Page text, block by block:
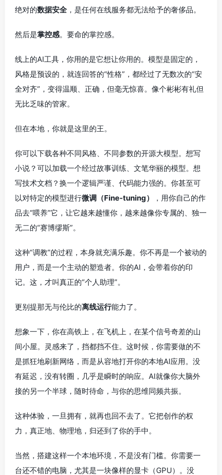
绝对的数据安全，是任何在线服务都无法给予的奢侈品。
然后是掌控感。要命的掌控感。
线上的AI工具，你用的是它想让你用的。模型是固定的，
风格是预设的，就连回答的“性格”，都经过了无数次的“安
全对齐”，变得温顺、正确，但毫无惊喜。像个彬彬有礼但
无比乏味的管家。
但在本地，你就是这里的王。
你可以下载各种不同风格、不同参数的开源大模型。想写
小说？可以加载一个经过故事训练、文笔华丽的模型。想
写技术文档？换一个逻辑严谨、代码能力强的。你甚至可
以对特定的模型进行微调（Fine-tuning）
，用你自己的作
品去“喂养”它，让它越来越懂你，越来越像你专属的、独一
无二的“赛博缪斯”。
这种“调教”的过程，本身就充满乐趣。你不再是一个被动的
用户，而是一个主动的塑造者。你的AI，会带着你的印
记。这，才叫真正的“个人助理”。
更别提那无与伦比的离线运行能力了。
想象一下，你在高铁上，在飞机上，在某个信号奇差的山
间小屋。灵感来了，挡都挡不住。这时候，你需要做的不
是抓狂地刷新网络，而是从容地打开你的本地AI应用。没
有延迟，没有转圈，几乎是瞬时的响应。AI就像你大脑外
接的另一个半球，随时待命，与你的思维同频共振。
这种体验，一旦拥有，就再也回不去了。它把创作的权
力，真正地、物理地，归还到了你的手中。
当然，搭建这样一个本地环境，不是没有门槛。你需要一
台还不错的电脑，尤其是一块像样的显卡（GPU）。没